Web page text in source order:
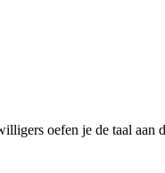
oefen je de taal aan